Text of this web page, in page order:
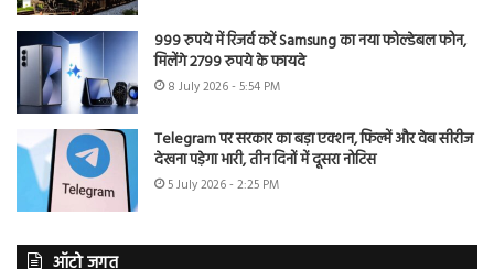
999 रुपये में रिजर्व करें Samsung का नया फोल्डेबल फोन,
मिलेंगे 2799 रुपये के फायदे
8 July 2026 - 5:54 PM
Telegram पर सरकार का बड़ा एक्शन, फिल्में और वेब सीरीज
देखना पड़ेगा भारी, तीन दिनों में दूसरा नोटिस
5 July 2026 - 2:25 PM
ऑटो जगत